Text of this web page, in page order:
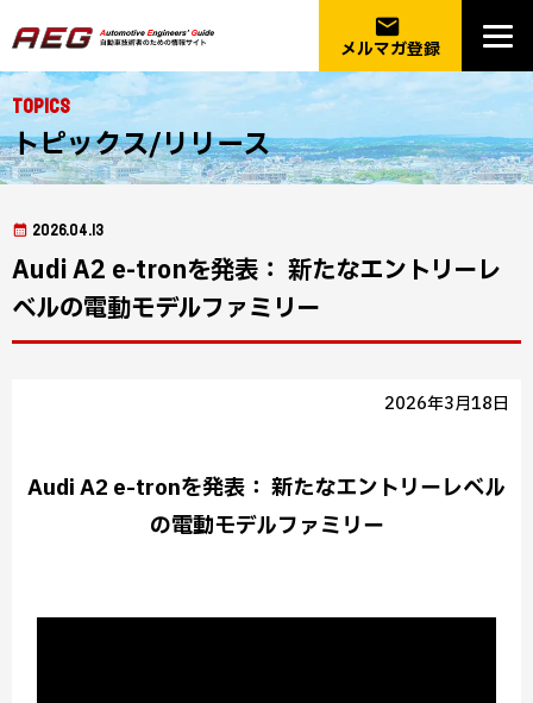
email
メルマガ登録
Topics
トピックス/リリース
2026.04.13
Audi A2 e-tronを発表： 新たなエントリーレ
ベルの電動モデルファミリー
2026年3月18日
Audi A2 e-tronを発表： 新たなエントリーレベル
の電動モデルファミリー